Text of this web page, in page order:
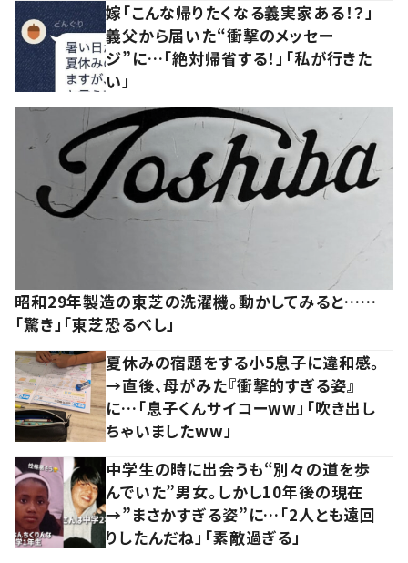
嫁「こんな帰りたくなる義実家ある！？」
義父から届いた“衝撃のメッセー
ジ”に…「絶対帰省する！」「私が行きた
い」
昭和29年製造の東芝の洗濯機。動かしてみると……
「驚き」「東芝恐るべし」
夏休みの宿題をする小5息子に違和感。
→直後、母がみた『衝撃的すぎる姿』
に…「息子くんサイコーww」「吹き出し
ちゃいましたww」
中学生の時に出会うも“別々の道を歩
んでいた”男女。しかし10年後の現在
→”まさかすぎる姿”に…「2人とも遠回
りしたんだね」「素敵過ぎる」